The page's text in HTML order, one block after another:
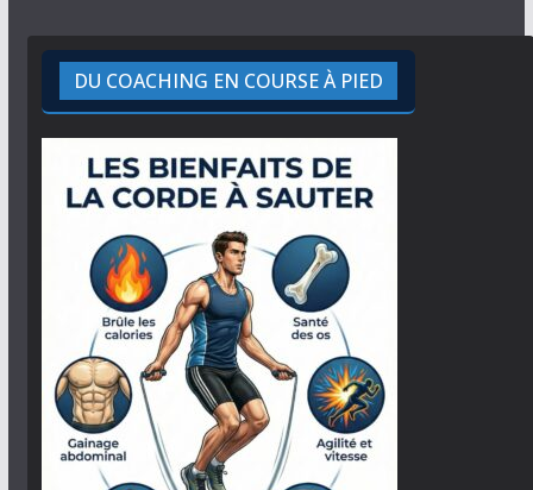
DU COACHING EN COURSE À PIED